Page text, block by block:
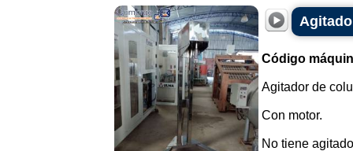
Código
Agitador de
Con motor.
No tiene